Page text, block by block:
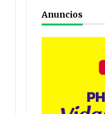
Anuncios